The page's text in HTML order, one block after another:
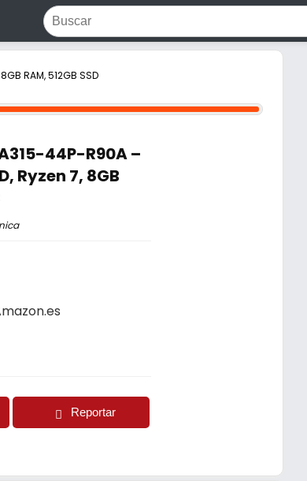
RAM, 512GB SSD
44P-R90A –
Ryzen 7, 8GB
Amazon.es
Reportar